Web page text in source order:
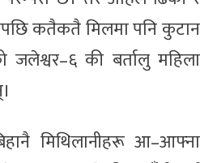
कतैकतै मिलमा पनि कुटान
जलेश्वर–६ की बर्तालु महिला
मिथिलानीहरू आ–आफ्ना